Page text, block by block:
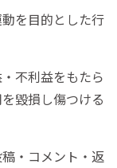
を目的とした行
不利益をもたら
毀損し傷つける
・コメント・返